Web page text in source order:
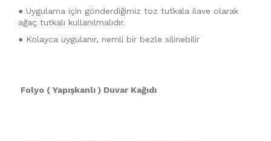
● Uygulama için gönderdiğimiz toz tutkala ilave olarak
ağaç tutkalı kullanılmalıdır.
● Kolayca uygulanır, nemli bir bezle silinebilir
Folyo ( Yapışkanlı ) Duvar Kağıdı